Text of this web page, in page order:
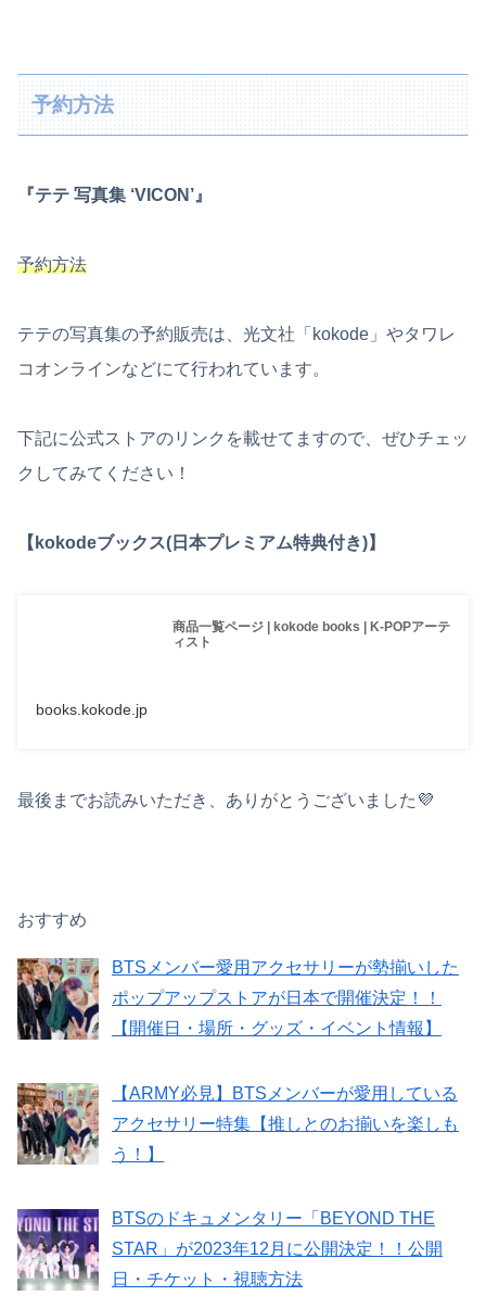
予約方法
『テテ 写真集 ‘VICON’』
予約方法
テテの写真集の予約販売は、光文社「kokode」やタワレ
コオンラインなどにて行われています。
下記に公式ストアのリンクを載せてますので、ぜひチェッ
クしてみてください！
【kokodeブックス(日本プレミアム特典付き)】
商品一覧ページ | kokode books | K-POPアーテ
ィスト
books.kokode.jp
最後までお読みいただき、ありがとうございました💜
おすすめ
BTSメンバー愛用アクセサリーが勢揃いした
ポップアップストアが日本で開催決定！！
【開催日・場所・グッズ・イベント情報】
【ARMY必見】BTSメンバーが愛用している
アクセサリー特集【推しとのお揃いを楽しも
う！】
BTSのドキュメンタリー「BEYOND THE
STAR」が2023年12月に公開決定！！公開
日・チケット・視聴方法